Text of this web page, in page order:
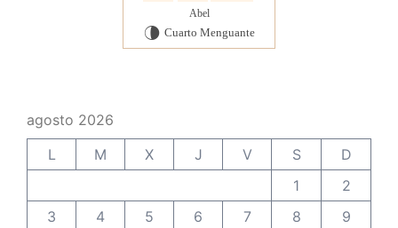
Abel
U Cuarto Menguante
agosto 2026
L
M X J V S
D
1
2
3
4 5 6 7 8
9